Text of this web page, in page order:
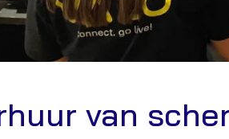
van